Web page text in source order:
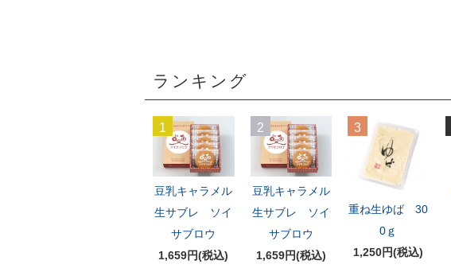
ランキング
1
豆乳キャラメル
生サブレ ソイ
サブロウ
1,659円(税込)
2
豆乳キャラメル
生サブレ ソイ
サブロウ
1,659円(税込)
3
重ね生ゆば 30
0ｇ
1,250円(税込)